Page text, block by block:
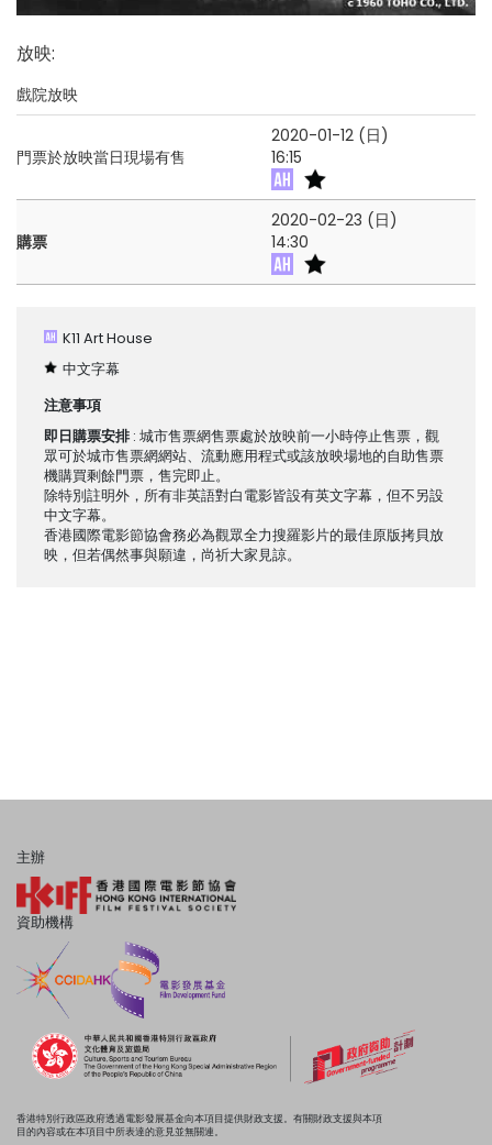
放映:
戲院放映
門票於放映當日現場有售
2020-01-12 (日)
16:15
購票
2020-02-23 (日)
14:30
K11 Art House
中文字幕
注意事項
即日購票安排 : 城市售票網售票處於放映前一小時停止售票，觀
眾可於城市售票網網站、流動應用程式或該放映場地的自助售票
機購買剩餘門票，售完即止。
除特別註明外，所有非英語對白電影皆設有英文字幕，但不另設
中文字幕。
香港國際電影節協會務必為觀眾全力搜羅影片的最佳原版拷貝放
映，但若偶然事與願違，尚祈大家見諒。
主辦
資助機構
香港特別行政區政府透過電影發展基金向本項目提供財政支援。有關財政支援與本項
目的內容或在本項目中所表達的意見並無關連。